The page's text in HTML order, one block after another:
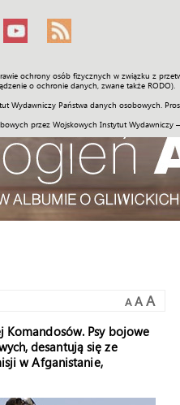
ochrony osób fizycznych w związku z
o ochronie danych, zwane także RODO).
Wydawniczy Państwa danych osobowych.
przez Wojskowych Instytut Wydawniczy –
Galerie Wideo
A A A
Komandosów. Psy bojowe
desantują się ze
w Afganistanie,